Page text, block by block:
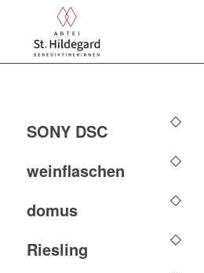
SONY DSC
weinflaschen
domus
Riesling